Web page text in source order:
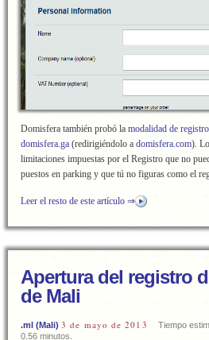
Domisfera también probó la modalidad de
domisfera.ga (redirigiéndolo a domisfera.com).
limitaciones impuestas por el Registro que no
puestos en parking y que tú no figuras como el
Leer el resto de este artículo ⇒
Apertura del registro
de Mali
.ml (Mali) 3 de mayo de 2013
Tiempo
0,56 minutos.